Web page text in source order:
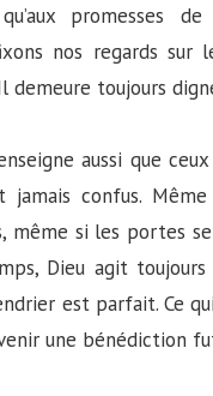
promesses
nos regards sur
demeure toujours
aussi que
jamais confus.
même si les portes
Dieu agit toujours
est parfait. Ce
une bénédiction